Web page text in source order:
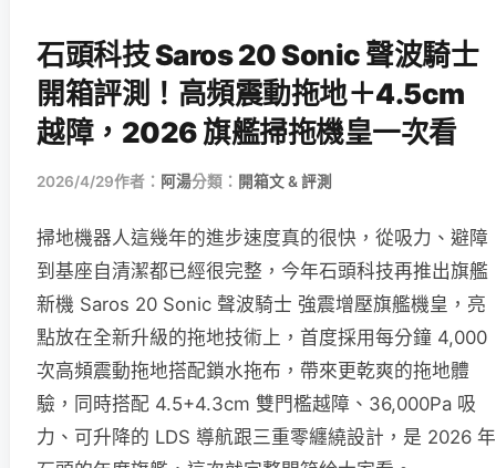
石頭科技 Saros 20 Sonic 聲波騎士
開箱評測！高頻震動拖地＋4.5cm
越障，2026 旗艦掃拖機皇一次看
2026/4/29作者： 阿湯分類： 開箱文 & 評測
掃地機器人這幾年的進步速度真的很快，從吸力、避障
到基座自清潔都已經很完整，今年石頭科技再推出旗艦
新機 Saros 20 Sonic 聲波騎士 強震增壓旗艦機皇，亮
點放在全新升級的拖地技術上，首度採用每分鐘 4,000
次高頻震動拖地搭配鎖水拖布，帶來更乾爽的拖地體
驗，同時搭配 4.5+4.3cm 雙門檻越障、36,000Pa 吸
力、可升降的 LDS 導航跟三重零纏繞設計，是 2026 年